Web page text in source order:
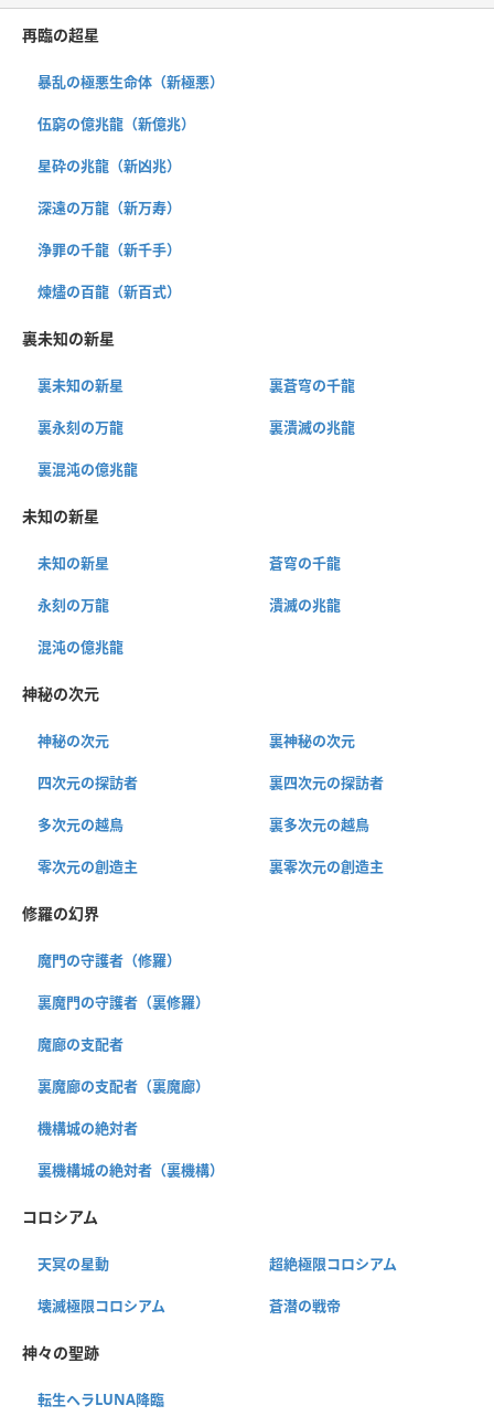
再臨の超星
暴乱の極悪生命体（新極悪）
伍窮の億兆龍（新億兆）
星砕の兆龍（新凶兆）
深遠の万龍（新万寿）
浄罪の千龍（新千手）
煉燼の百龍（新百式）
裏未知の新星
裏未知の新星 裏蒼穹の千龍
裏永刻の万龍 裏潰滅の兆龍
裏混沌の億兆龍
未知の新星
未知の新星 蒼穹の千龍
永刻の万龍 潰滅の兆龍
混沌の億兆龍
神秘の次元
神秘の次元 裏神秘の次元
四次元の探訪者 裏四次元の探訪者
多次元の越鳥 裏多次元の越鳥
零次元の創造主 裏零次元の創造主
修羅の幻界
魔門の守護者（修羅）
裏魔門の守護者（裏修羅）
魔廊の支配者
裏魔廊の支配者（裏魔廊）
機構城の絶対者
裏機構城の絶対者（裏機構）
コロシアム
天冥の星動 超絶極限コロシアム
壊滅極限コロシアム 蒼潜の戦帝
神々の聖跡
転生ヘラLUNA降臨